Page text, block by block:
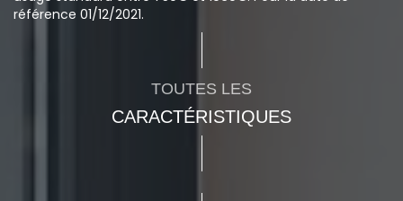
référence 01/12/2021.
TOUTES LES
CARACTÉRISTIQUES